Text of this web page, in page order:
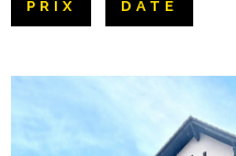
PRIX DATE